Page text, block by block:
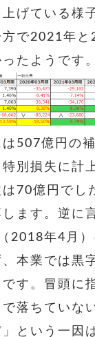
げている様
で2021年と
たようです。
507億円の
別損失に計
は70億円でし
ます。逆に
2018年4月）
本業では黒
す。冒頭に
落ちていな
という一因